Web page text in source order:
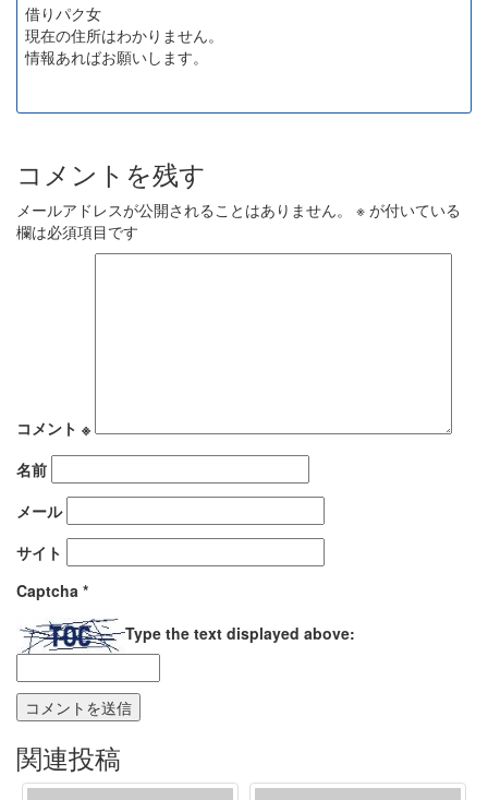
借りパク女
現在の住所はわかりません。
情報あればお願いします。
コメントを残す
メールアドレスが公開されることはありません。 ※ が付いている
欄は必須項目です
コメント ※
名前
メール
サイト
Captcha *
Type the text displayed above:
関連投稿